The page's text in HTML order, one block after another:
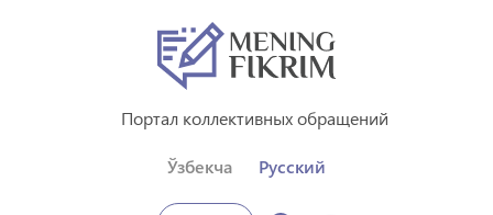
Портал коллективных обращений
Ўзбекча Русский